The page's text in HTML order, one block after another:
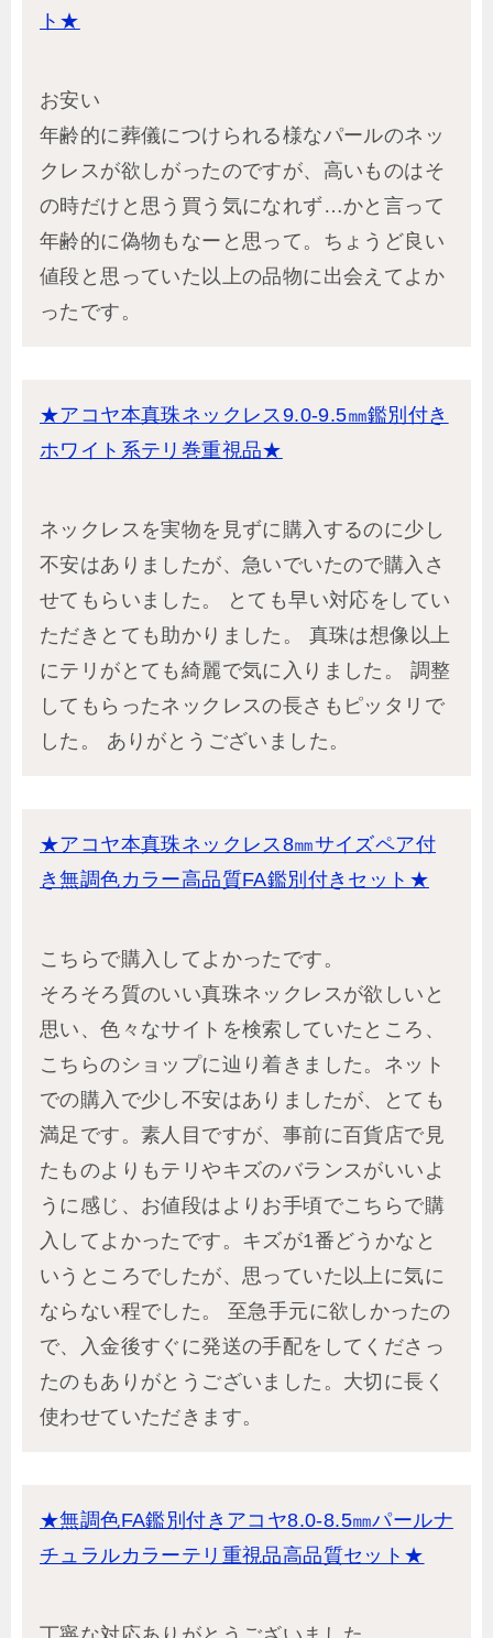
ト★
お安い
年齢的に葬儀につけられる様なパールのネッ
クレスが欲しがったのですが、高いものはそ
の時だけと思う買う気になれず…かと言って
年齢的に偽物もなーと思って。ちょうど良い
値段と思っていた以上の品物に出会えてよか
ったです。
★アコヤ本真珠ネックレス9.0-9.5㎜鑑別付き
ホワイト系テリ巻重視品★
ネックレスを実物を見ずに購入するのに少し
不安はありましたが、急いでいたので購入さ
せてもらいました。 とても早い対応をしてい
ただきとても助かりました。 真珠は想像以上
にテリがとても綺麗で気に入りました。 調整
してもらったネックレスの長さもピッタリで
した。 ありがとうございました。
★アコヤ本真珠ネックレス8㎜サイズペア付
き無調色カラー高品質FA鑑別付きセット★
こちらで購入してよかったです。
そろそろ質のいい真珠ネックレスが欲しいと
思い、色々なサイトを検索していたところ、
こちらのショップに辿り着きました。ネット
での購入で少し不安はありましたが、とても
満足です。素人目ですが、事前に百貨店で見
たものよりもテリやキズのバランスがいいよ
うに感じ、お値段はよりお手頃でこちらで購
入してよかったです。キズが1番どうかなと
いうところでしたが、思っていた以上に気に
ならない程でした。 至急手元に欲しかったの
で、入金後すぐに発送の手配をしてくださっ
たのもありがとうございました。大切に長く
使わせていただきます。
★無調色FA鑑別付きアコヤ8.0-8.5㎜パールナ
チュラルカラーテリ重視品高品質セット★